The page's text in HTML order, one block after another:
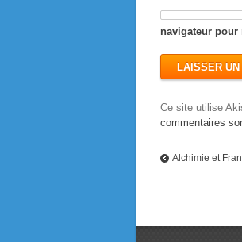
navigateur
Ce site utilise
commentaires
Alchimie et